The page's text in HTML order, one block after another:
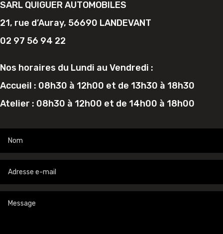
SARL QUIGUER AUTOMOBILES
21, rue d’Auray, 56690 LANDEVANT
02 97 56 94 22
Nos horaires du Lundi au Vendredi :
Accueil : 08h30 à 12h00 et de 13h30 à 18h30
Atelier : 08h30 à 12h00 et de 14h00 à 18h00